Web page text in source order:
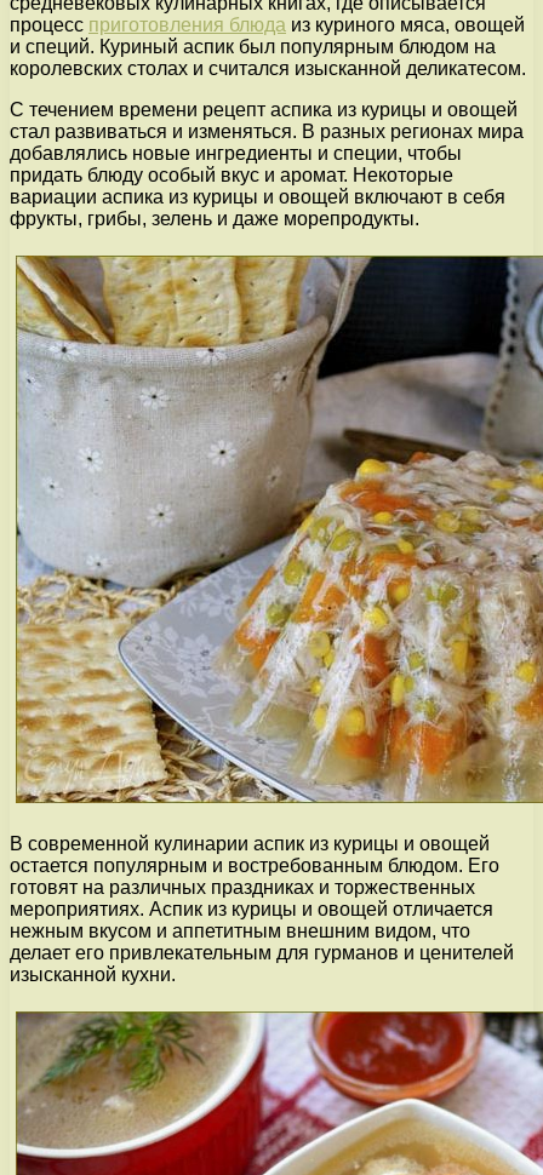
процесс приготовления блюда из куриного мяса, овощей
и специй. Куриный аспик был популярным блюдом на
королевских столах и считался изысканной деликатесом.
С течением времени рецепт аспика из курицы и овощей
стал развиваться и изменяться. В разных регионах мира
добавлялись новые ингредиенты и специи, чтобы
придать блюду особый вкус и аромат. Некоторые
вариации аспика из курицы и овощей включают в себя
фрукты, грибы, зелень и даже морепродукты.
В современной кулинарии аспик из курицы и овощей
остается популярным и востребованным блюдом. Его
готовят на различных праздниках и торжественных
мероприятиях. Аспик из курицы и овощей отличается
нежным вкусом и аппетитным внешним видом, что
делает его привлекательным для гурманов и ценителей
изысканной кухни.